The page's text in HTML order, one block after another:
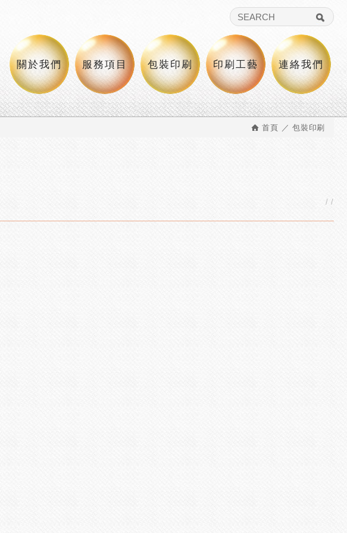
關於我們 服務項目 包裝印刷 印刷工藝 連絡我們
首頁 包裝印刷